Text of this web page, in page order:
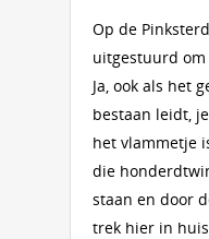
Op de
uitgestuurd om
Ja, ook als het
bestaan leidt,
het vlammetje
die
staan en door
trek hier in